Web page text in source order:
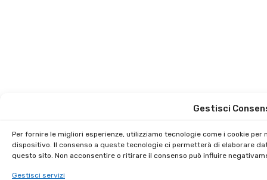
Gestisci
Per fornire le migliori esperienze, utilizziamo tecnologie come i cookie
dispositivo. Il consenso a queste tecnologie ci permetterà di elaborare
questo sito. Non acconsentire o ritirare il consenso può influire
Gestisci servizi